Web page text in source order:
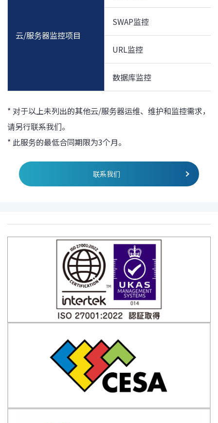
云/服务器监控项目
SWAP监控
URL监控
数据库监控
* 对于以上未列出的其他云/服务器运维、维护和监控需求，
请另行联系我们。
* 此服务的最低合同期限为3个月。
联系我们